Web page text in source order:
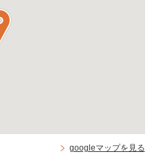
googleマップを見る